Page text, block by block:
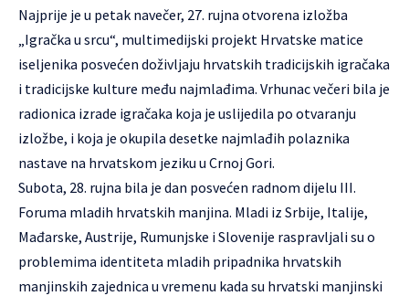
Najprije je u petak navečer, 27. rujna otvorena izložba
„Igračka u srcu“, multimedijski projekt Hrvatske matice
iseljenika posvećen doživljaju hrvatskih tradicijskih igračaka
i tradicijske kulture među najmlađima. Vrhunac večeri bila je
radionica izrade igračaka koja je uslijedila po otvaranju
izložbe, i koja je okupila desetke najmlađih polaznika
nastave na hrvatskom jeziku u Crnoj Gori.
Subota, 28. rujna bila je dan posvećen radnom dijelu III.
Foruma mladih hrvatskih manjina. Mladi iz Srbije, Italije,
Mađarske, Austrije, Rumunjske i Slovenije raspravljali su o
problemima identiteta mladih pripadnika hrvatskih
manjinskih zajednica u vremenu kada su hrvatski manjinski